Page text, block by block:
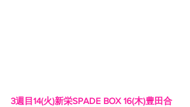
3週目14(火)新栄SPADE BOX 16(木)豊田合